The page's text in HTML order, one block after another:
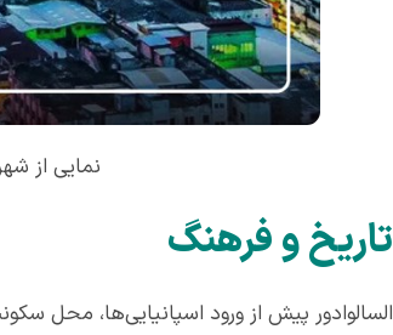
نمایی از
تاریخ و فرهنگ
السالوادور پیش از ورود اسپانیایی‌ها، محل